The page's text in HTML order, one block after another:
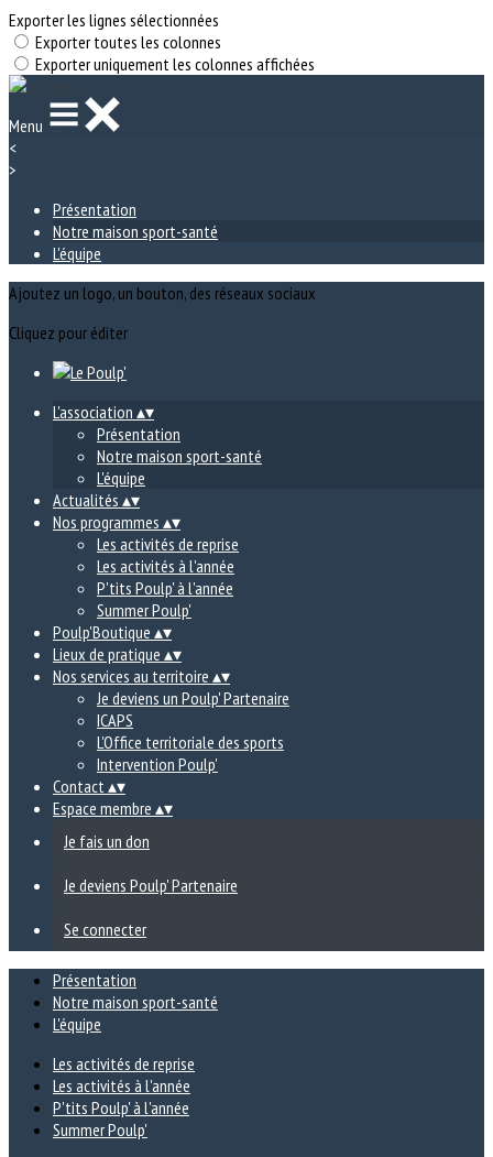
Exporter les lignes sélectionnées
Exporter toutes les colonnes
Exporter uniquement les colonnes affichées
Menu
<
>
Présentation
Notre maison sport-santé
L'équipe
Ajoutez un logo, un bouton, des réseaux sociaux
Cliquez pour éditer
L'association ▴▾
Présentation
Notre maison sport-santé
L'équipe
Actualités ▴▾
Nos programmes ▴▾
Les activités de reprise
Les activités à l'année
P'tits Poulp' à l'année
Summer Poulp'
Poulp'Boutique ▴▾
Lieux de pratique ▴▾
Nos services au territoire ▴▾
Je deviens un Poulp' Partenaire
ICAPS
L'Office territoriale des sports
Intervention Poulp'
Contact▴▾
Espace membre ▴▾
Je fais un don
Je deviens Poulp' Partenaire
Se connecter
Présentation
Notre maison sport-santé
L'équipe
Les activités de reprise
Les activités à l'année
P'tits Poulp' à l'année
Summer Poulp'